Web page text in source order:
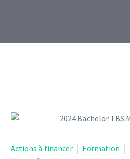
Actions à financer Formation